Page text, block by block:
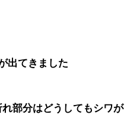
出てきました
部分はどうしてもシワが